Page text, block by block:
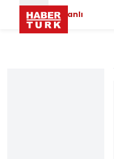
Canlı